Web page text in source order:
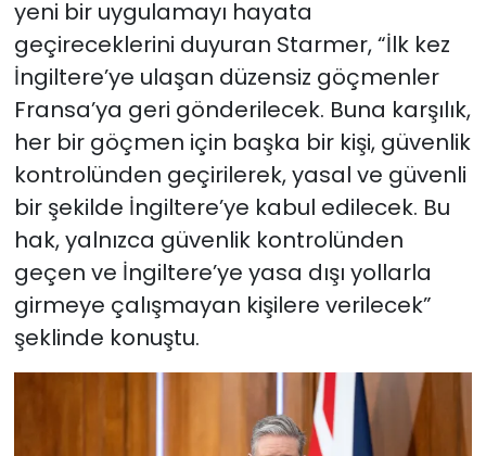
yeni bir uygulamayı hayata
geçireceklerini duyuran Starmer, “İlk kez
İngiltere’ye ulaşan düzensiz göçmenler
Fransa’ya geri gönderilecek. Buna karşılık,
her bir göçmen için başka bir kişi, güvenlik
kontrolünden geçirilerek, yasal ve güvenli
bir şekilde İngiltere’ye kabul edilecek. Bu
hak, yalnızca güvenlik kontrolünden
geçen ve İngiltere’ye yasa dışı yollarla
girmeye çalışmayan kişilere verilecek”
şeklinde konuştu.